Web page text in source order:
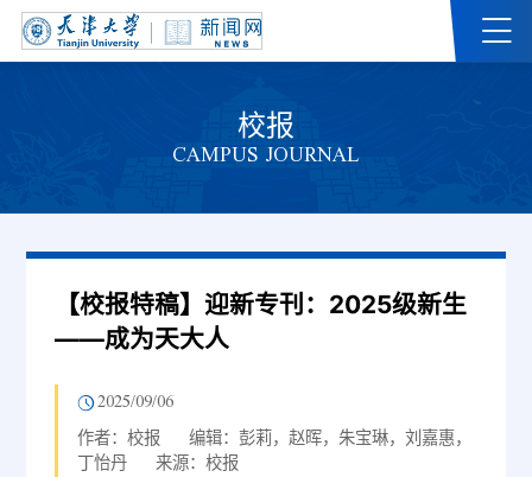
校报
CAMPUS JOURNAL
【校报特稿】迎新专刊：2025级新生
——成为天大人
2025/09/06
作者：校报
编辑：彭莉，赵晖，朱宝琳，刘嘉惠，
丁怡丹
来源：校报